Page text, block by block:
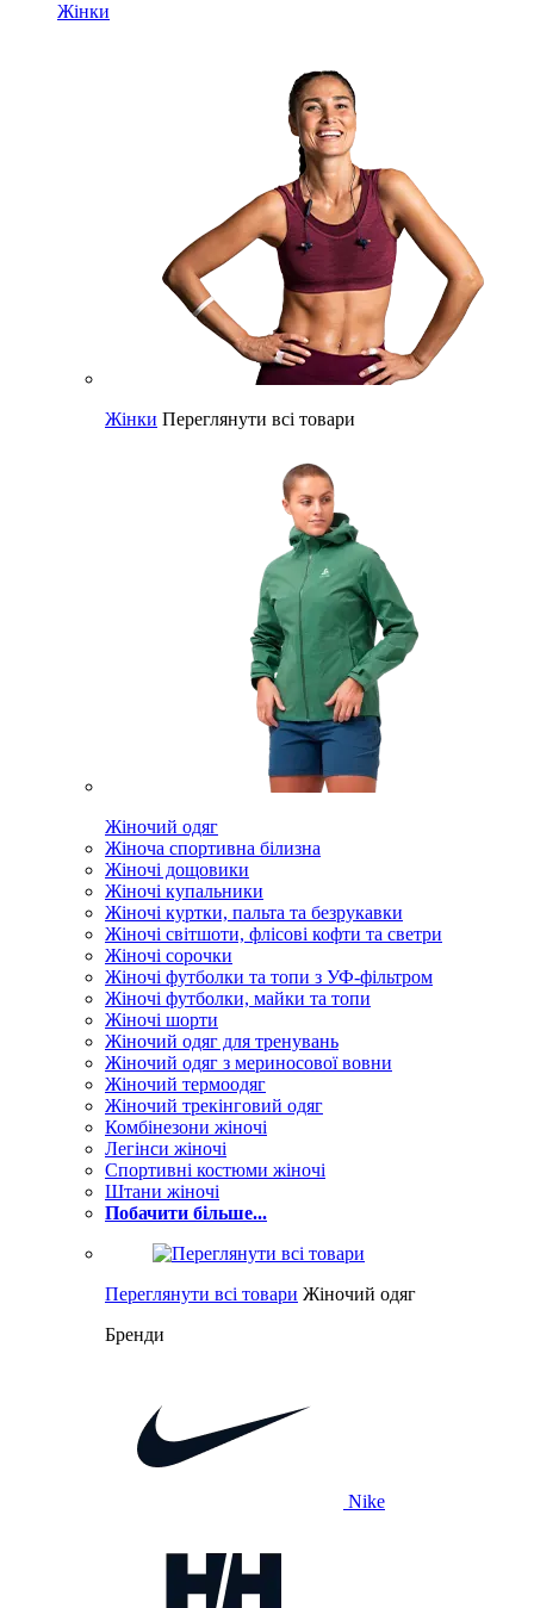
Жінки
Жінки Переглянути всі товари
Жіночий одяг
Жіноча спортивна білизна
Жіночі дощовики
Жіночі купальники
Жіночі куртки, пальта та безрукавки
Жіночі світшоти, флісові кофти та светри
Жіночі сорочки
Жіночі футболки та топи з УФ-фільтром
Жіночі футболки, майки та топи
Жіночі шорти
Жіночий одяг для тренувань
Жіночий одяг з мериносової вовни
Жіночий термоодяг
Жіночий трекінговий одяг
Комбінезони жіночі
Легінси жіночі
Спортивні костюми жіночі
Штани жіночі
Побачити більше...
Переглянути всі товари Жіночий одяг
Бренди
Nike